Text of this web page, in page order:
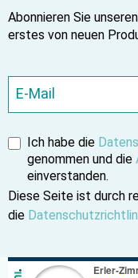
Abonnieren Sie
erstes von neuen
Ich habe die
genommen und die
einverstanden.
Diese Seite ist durch
die